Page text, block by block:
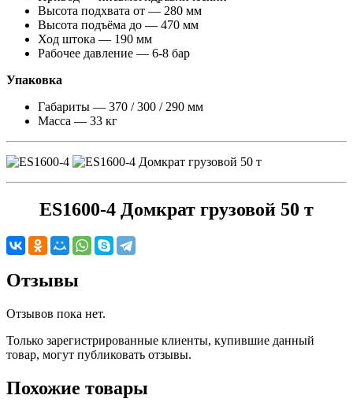
Высота подхвата от — 280 мм
Высота подъёма до — 470 мм
Ход штока — 190 мм
Рабочее давление — 6-8 бар
Упаковка
Габариты — 370 / 300 / 290 мм
Масса — 33 кг
ES1600-4 Домкрат грузовой 50 т
Отзывы
Отзывов пока нет.
Только зарегистрированные клиенты, купившие данный
товар, могут публиковать отзывы.
Похожие товары